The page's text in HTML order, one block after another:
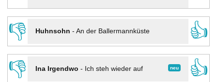
👎
Huhnsohn - An der Ballermannküste
👍
👎
neu
Ina Irgendwo - Ich steh wieder auf
👍